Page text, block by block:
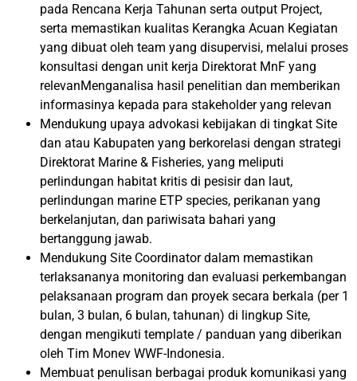
pada Rencana Kerja Tahunan serta output Project,
serta memastikan kualitas Kerangka Acuan Kegiatan
yang dibuat oleh team yang disupervisi, melalui proses
konsultasi dengan unit kerja Direktorat MnF yang
relevanMenganalisa hasil penelitian dan memberikan
informasinya kepada para stakeholder yang relevan
Mendukung upaya advokasi kebijakan di tingkat Site
dan atau Kabupaten yang berkorelasi dengan strategi
Direktorat Marine & Fisheries, yang meliputi
perlindungan habitat kritis di pesisir dan laut,
perlindungan marine ETP species, perikanan yang
berkelanjutan, dan pariwisata bahari yang
bertanggung jawab.
Mendukung Site Coordinator dalam memastikan
terlaksananya monitoring dan evaluasi perkembangan
pelaksanaan program dan proyek secara berkala (per 1
bulan, 3 bulan, 6 bulan, tahunan) di lingkup Site,
dengan mengikuti template / panduan yang diberikan
oleh Tim Monev WWF-Indonesia.
Membuat penulisan berbagai produk komunikasi yang